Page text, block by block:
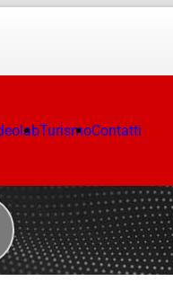
TurismoContatti